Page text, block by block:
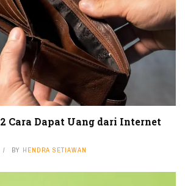
Cara Dapat Uang dari Internet
BY HENDRA SETIAWAN